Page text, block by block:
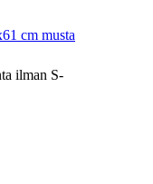
cm musta
ilman S-